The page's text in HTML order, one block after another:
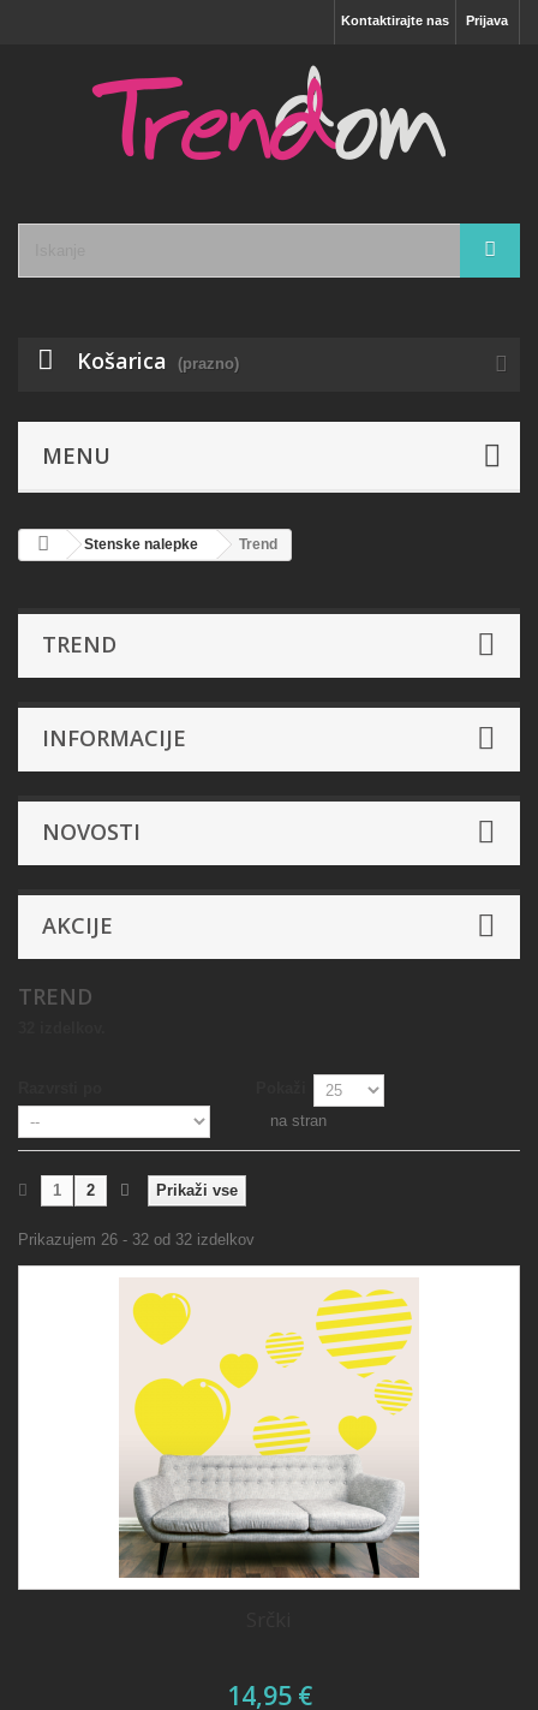
Prijava
Kontaktirajte nas
Košarica (prazno)
MENU
Stenske nalepke Trend
TREND
INFORMACIJE
NOVOSTI
AKCIJE
TREND
na stran
Prikaži vse
1 2
Prikazujem 26 - 32 od 32 izdelkov
14,95 €